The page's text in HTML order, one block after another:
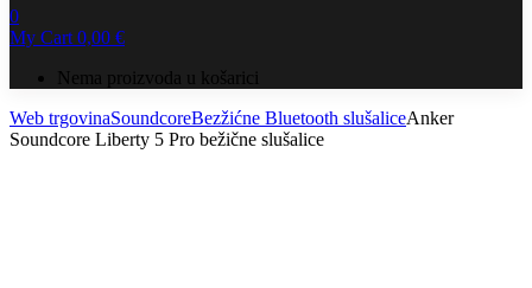
0
My Cart0,00 €
Nema proizvoda u košarici
Web trgovinaSoundcoreBezžićne Bluetooth slušaliceAnker
Soundcore Liberty 5 Pro bežične slušalice